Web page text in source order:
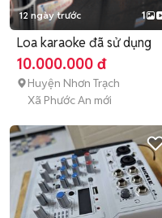
12 ngày trước 1
Loa karaoke đã sử dụng
10.000.000 đ
Huyện Nhơn Trạch
Xã Phước An mới